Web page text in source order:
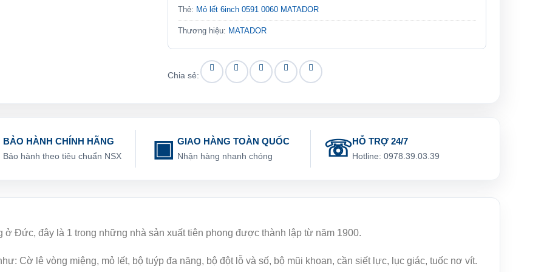
Thẻ: Mỏ lết 6inch 0591 0060 MATADOR
Thương hiệu: MATADOR
Chia sẻ:
BẢO HÀNH CHÍNH HÃNG
Bảo hành theo tiêu chuẩn NSX
GIAO HÀNG TOÀN QUỐC
Nhận hàng nhanh chóng
HỖ TRỢ 24/7
Hotline: 0978.39.03.39
ở Đức, đây là 1 trong những nhà sản xuất tiên phong được thành lập từ năm 1900.
Cờ lê vòng miệng, mỏ lết, bộ tuýp đa năng, bộ đột lỗ và số, bộ mũi khoan, cần siết lực, lục giác, tuốc nơ vít.